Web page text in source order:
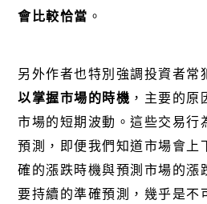
會比較恰當 。
另外作者也特別強調投資者常
以掌握市場的時機 ，主要的原
市場的短期波動。這些交易行
預測，即便我們知道市場會上
確的漲跌時機與預測市場的漲
要持續的準確預測，幾乎是不